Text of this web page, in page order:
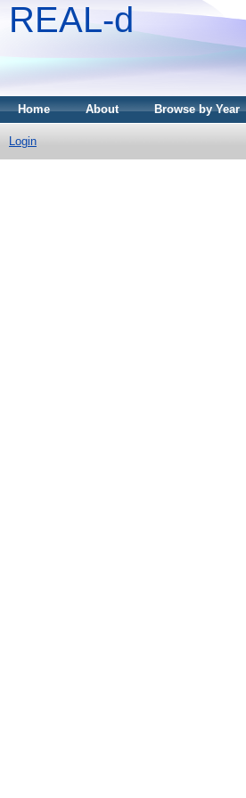
REAL-d
Home About Browse by Year
Login